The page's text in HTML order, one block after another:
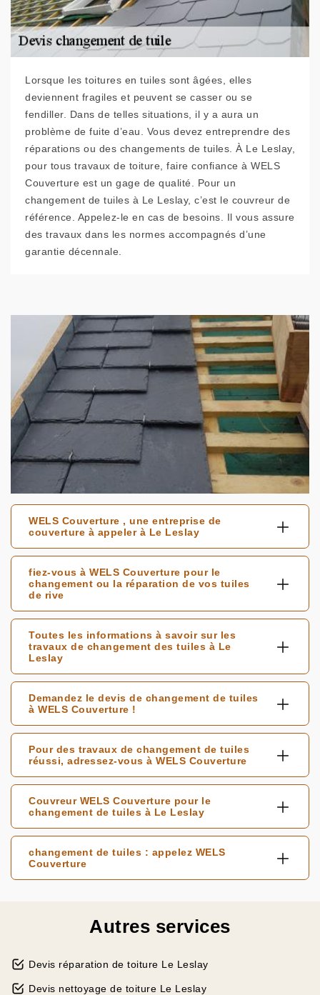
Lorsque les toitures en tuiles sont âgées, elles
deviennent fragiles et peuvent se casser ou se
fendiller. Dans de telles situations, il y a aura un
problème de fuite d’eau. Vous devez entreprendre des
réparations ou des changements de tuiles. À Le Leslay,
pour tous travaux de toiture, faire confiance à WELS
Couverture est un gage de qualité. Pour un
changement de tuiles à Le Leslay, c’est le couvreur de
référence. Appelez-le en cas de besoins. Il vous assure
des travaux dans les normes accompagnés d’une
garantie décennale.
WELS Couverture , une entreprise de
couverture à appeler à Le Leslay
fiez-vous à WELS Couverture pour le
changement ou la réparation de vos tuiles
de rive
Toutes les informations à savoir sur les
travaux de changement des tuiles à Le
Leslay
Demandez le devis de changement de tuiles
à WELS Couverture !
Pour des travaux de changement de tuiles
réussi, adressez-vous à WELS Couverture
Couvreur WELS Couverture pour le
changement de tuiles à Le Leslay
changement de tuiles : appelez WELS
Couverture
Autres services
Devis réparation de toiture Le Leslay
Devis nettoyage de toiture Le Leslay